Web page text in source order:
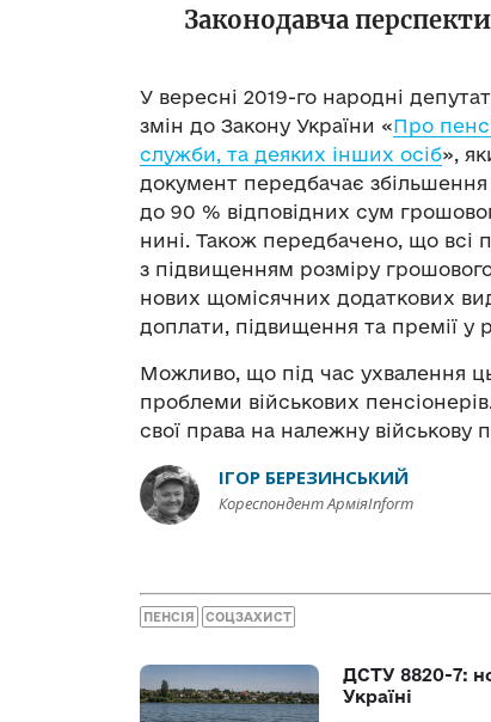
Законодавча
У вересні 2019-го народні
змін до Закону України «Про
служби, та деяких інших осіб»,
документ передбачає збільшення
до 90 % відповідних сум
нині. Також передбачено, що всі
з підвищенням розміру
нових щомісячних додаткових
доплати, підвищення та премії у
Можливо, що під час ухвалення
проблеми військових
свої права на належну військову
ІГОР БЕРЕЗИНСЬКИЙ
Кореспондент АрміяInform
ПЕНСІЯ СОЦЗАХИСТ
ДСТУ 8820-7:
Україні